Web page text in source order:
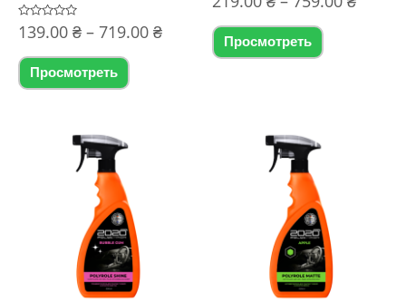
Оценка
0
5
139.00 ₴ – 719.00 ₴Диапазон
Просмотреть
Этот
товар
можно
выбрать
на
странице
0
5
Просмотреть
Этот
товар
выбрать
на
странице
товара.